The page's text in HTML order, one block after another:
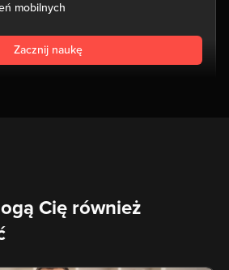
mobilnych
Zacznij naukę
Cię również